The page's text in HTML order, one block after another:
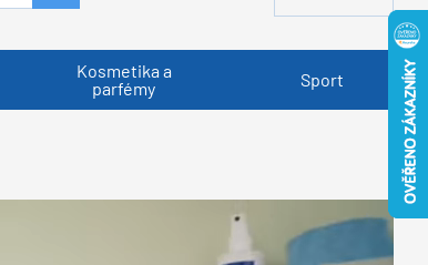
Kosmetika a
parfémy
Sport